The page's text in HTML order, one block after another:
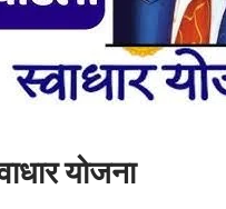
योजना